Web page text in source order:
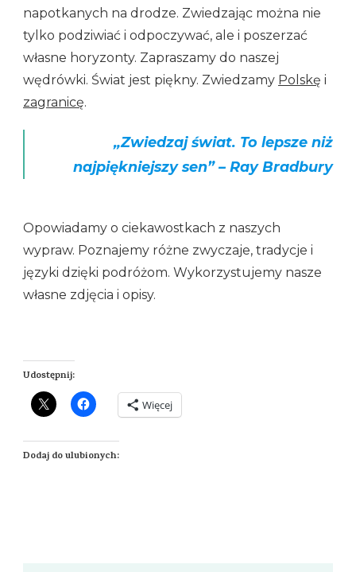
napotkanych na drodze. Zwiedzając można nie
tylko podziwiać i odpoczywać, ale i poszerzać
własne horyzonty. Zapraszamy do naszej
wędrówki. Świat jest piękny. Zwiedzamy Polskę i
zagranicę.
„Zwiedzaj świat. To lepsze niż
najpiękniejszy sen” – Ray Bradbury
Opowiadamy o ciekawostkach z naszych
wypraw. Poznajemy różne zwyczaje, tradycje i
języki dzięki podróżom. Wykorzystujemy nasze
własne zdjęcia i opisy.
Udostępnij:
Więcej
Dodaj do ulubionych: